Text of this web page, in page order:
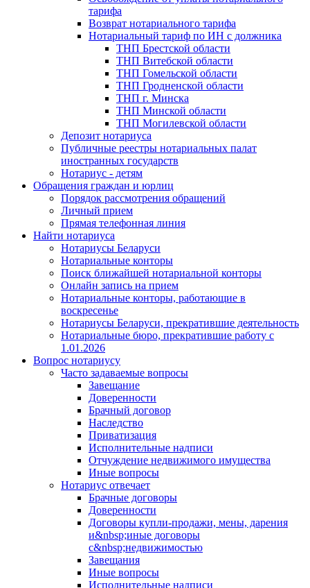
тарифа
Возврат нотариального тарифа
Нотариальный тариф по ИН с должника
ТНП Брестской области
ТНП Витебской области
ТНП Гомельской области
ТНП Гродненской области
ТНП г. Минска
ТНП Минской области
ТНП Могилевской области
Депозит нотариуса
Публичные реестры нотариальных палат
иностранных государств
Нотариус - детям
Обращения граждан и юрлиц
Порядок рассмотрения обращений
Личный прием
Прямая телефонная линия
Найти нотариуса
Нотариусы Беларуси
Нотариальные конторы
Поиск ближайшей нотариальной конторы
Онлайн запись на прием
Нотариальные конторы, работающие в
воскресенье
Нотариусы Беларуси, прекратившие деятельность
Нотариальные бюро, прекратившие работу с
1.01.2026
Вопрос нотариусу
Часто задаваемые вопросы
Завещание
Доверенности
Брачный договор
Наследство
Приватизация
Исполнительные надписи
Отчуждение недвижимого имущества
Иные вопросы
Нотариус отвечает
Брачные договоры
Доверенности
Договоры купли-продажи, мены, дарения
и&nbsp;иные договоры
с&nbsp;недвижимостью
Завещания
Иные вопросы
Исполнительные надписи